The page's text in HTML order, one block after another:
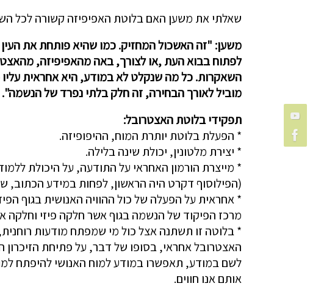
שאלתי את משען האם בלוטת האפיפיזה קשורה לכל
משען: "זה האשכול המחזיק. כמו שהיא פותחת את
לפתוח בבוא העת ,או לצורך, באה מהאפיפיזה,
השאקרות. כל מה שנקלט לא במודע, היא אחראית עליו
מוביל לאורך הבחירה, זה חלק בלתי נפרד של הנשמה".
תפקידי בלוטת האצטרובל:
* הפעלת בלוטת יותרת המוח, ההיפופיזה.
* יצירת מלטונין, יכולת שינה בלילה.
* מייצרת הורמון האחראי על התודעה, על היכולת
(הפילוסוף דקרט היה הראשון, לפחות במידע הכתוב,
* אחראית על הפעלה של כול ההוויה האנושית בגוף
מרכז הפיקוד של הנשמה בגוף אשר חלקה פיזי וחלקה
* בלוטה זו תשתנה אצל כול מי שמפתח מודעות
האצטרובל אחראי, בסופו של דבר, על פתיחת הזיכרון
לשם במודע, תאפשרו במודע למוח האנושי להיפתח
אותם אנו חווים.